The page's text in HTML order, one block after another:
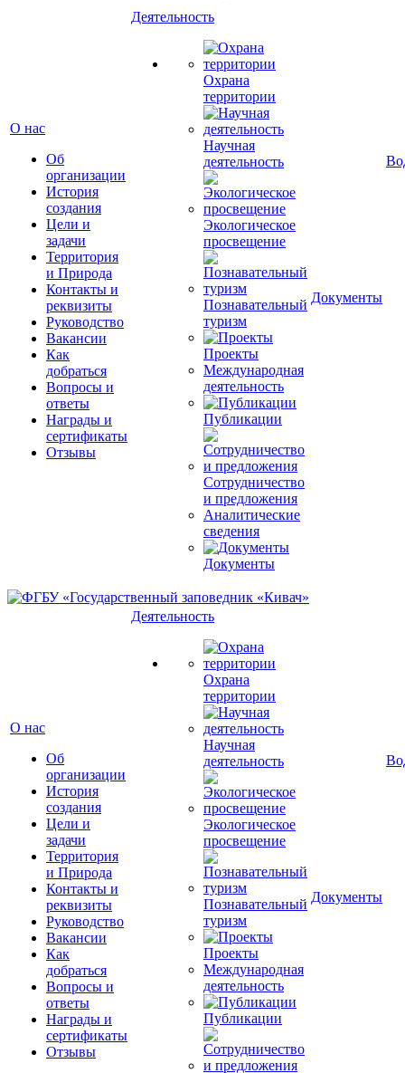
О нас
Об
организации
История
создания
Цели и
задачи
Территория
и Природа
Контакты и
реквизиты
Руководство
Вакансии
Как
добраться
Вопросы и
ответы
Награды и
сертификаты
Отзывы
Деятельность
Охрана
территории
Научная
деятельность
Экологическое
просвещение
Познавательный
туризм
Проекты
Международная
деятельность
Публикации
Сотрудничество
и предложения
Аналитические
сведения
Документы
Документы
О нас
Об
организации
История
создания
Цели и
задачи
Территория
и Природа
Контакты и
реквизиты
Руководство
Вакансии
Как
добраться
Вопросы и
ответы
Награды и
сертификаты
Отзывы
Деятельность
Охрана
территории
Научная
деятельность
Экологическое
просвещение
Познавательный
туризм
Проекты
Международная
деятельность
Публикации
Документы